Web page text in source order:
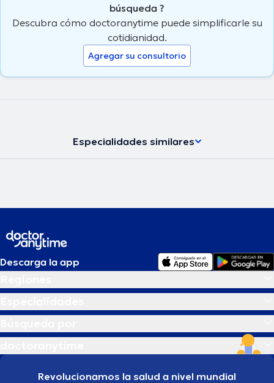
búsqueda ?
Descubra cómo doctoranytime puede simplificarle su
cotidianidad.
Agregar su consultorio
Especialidades similares
Descarga la app
Revolucionamos la salud a nivel mundial